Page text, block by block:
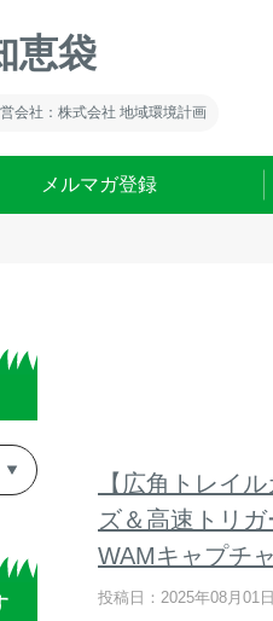
恵袋
会社：株式会社 地域環境計画
メルマガ登録
【広角トレイ
ズ＆高速トリ
WAMキャプチ
投稿日：2025年08月01日